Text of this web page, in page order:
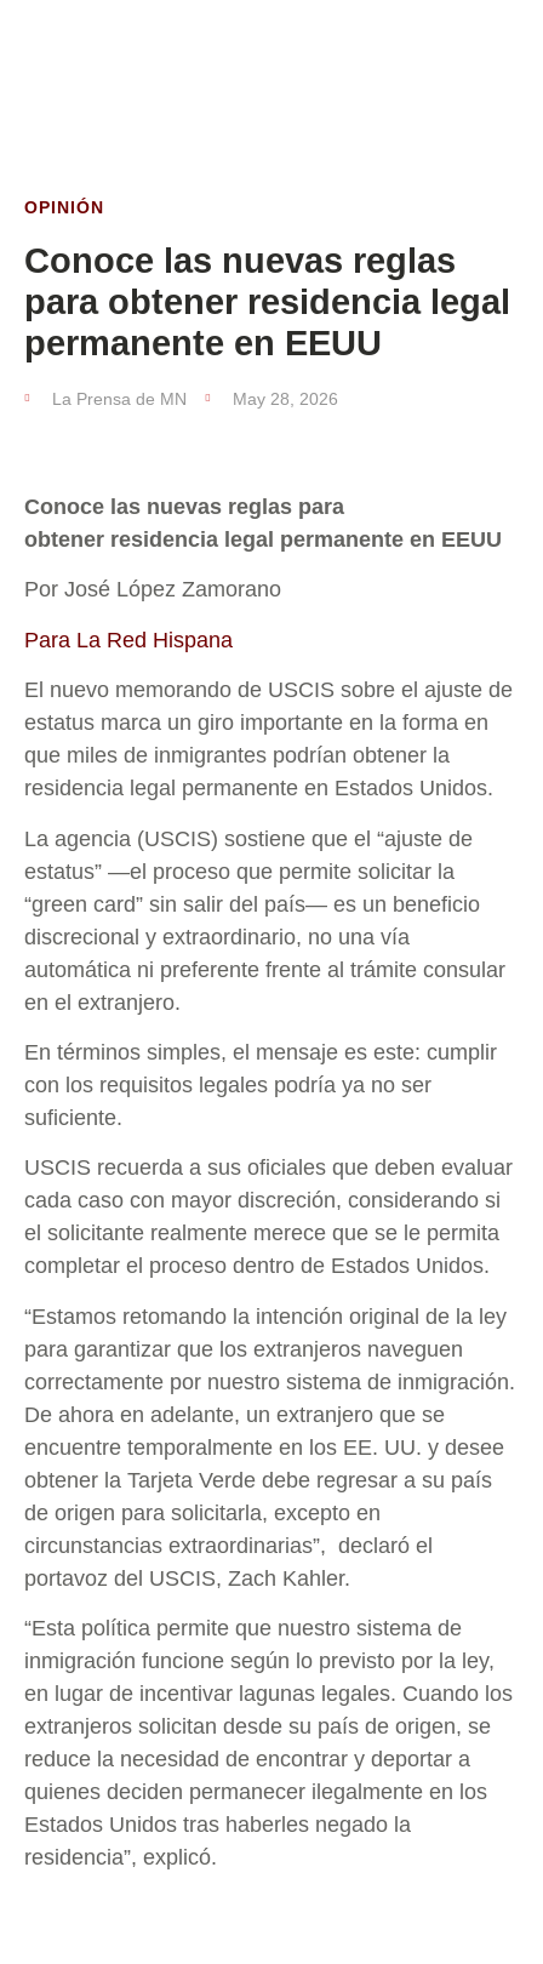
OPINIÓN
Conoce las nuevas reglas
para obtener residencia legal
permanente en EEUU
La Prensa de MN May 28, 2026
Conoce las nuevas reglas para
obtener residencia legal permanente en EEUU
Por José López Zamorano
Para La Red Hispana
El nuevo memorando de USCIS sobre el ajuste de
estatus marca un giro importante en la forma en
que miles de inmigrantes podrían obtener la
residencia legal permanente en Estados Unidos.
La agencia (USCIS) sostiene que el “ajuste de
estatus” —el proceso que permite solicitar la
“green card” sin salir del país— es un beneficio
discrecional y extraordinario, no una vía
automática ni preferente frente al trámite consular
en el extranjero.
En términos simples, el mensaje es este: cumplir
con los requisitos legales podría ya no ser
suficiente.
USCIS recuerda a sus oficiales que deben evaluar
cada caso con mayor discreción, considerando si
el solicitante realmente merece que se le permita
completar el proceso dentro de Estados Unidos.
“Estamos retomando la intención original de la ley
para garantizar que los extranjeros naveguen
correctamente por nuestro sistema de inmigración.
De ahora en adelante, un extranjero que se
encuentre temporalmente en los EE. UU. y desee
obtener la Tarjeta Verde debe regresar a su país
de origen para solicitarla, excepto en
circunstancias extraordinarias”, declaró el
portavoz del USCIS, Zach Kahler.
“Esta política permite que nuestro sistema de
inmigración funcione según lo previsto por la ley,
en lugar de incentivar lagunas legales. Cuando los
extranjeros solicitan desde su país de origen, se
reduce la necesidad de encontrar y deportar a
quienes deciden permanecer ilegalmente en los
Estados Unidos tras haberles negado la
residencia”, explicó.